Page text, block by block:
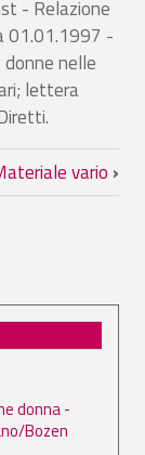
- Relazione
01.01.1997 -
nelle
lettera
per
vario ›
donna -
Bozen